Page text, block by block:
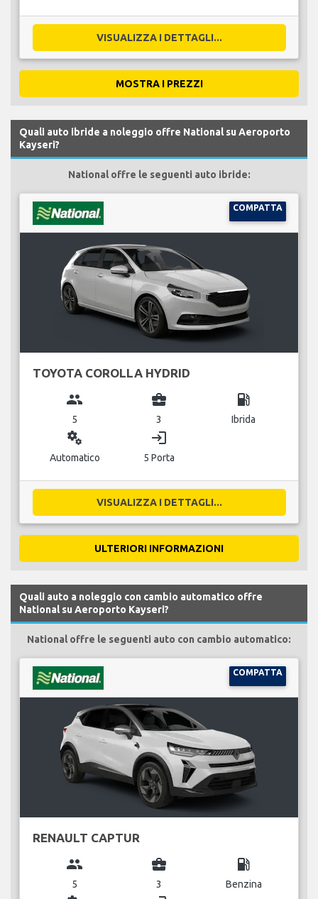
VISUALIZZA I DETTAGLI...
MOSTRA I PREZZI
Quali auto ibride a noleggio offre National su Aeroporto
Kayseri?
National offre le seguenti auto ibride:
COMPATTA
TOYOTA COROLLA HYDRID
group
5
business_center
3
local_gas_station
Ibrida
miscellaneous_services
Automatico
login
5 Porta
VISUALIZZA I DETTAGLI...
ULTERIORI INFORMAZIONI
Quali auto a noleggio con cambio automatico offre
National su Aeroporto Kayseri?
National offre le seguenti auto con cambio automatico:
COMPATTA
RENAULT CAPTUR
group
5
business_center
3
local_gas_station
Benzina